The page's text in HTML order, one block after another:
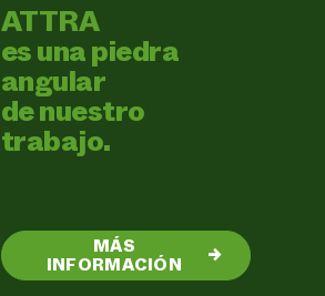
ATTRA
es una piedra
angular
de nuestro
trabajo.
MÁS
INFORMACIÓN →